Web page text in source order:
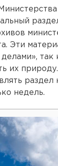
Эти
так
их
недель.